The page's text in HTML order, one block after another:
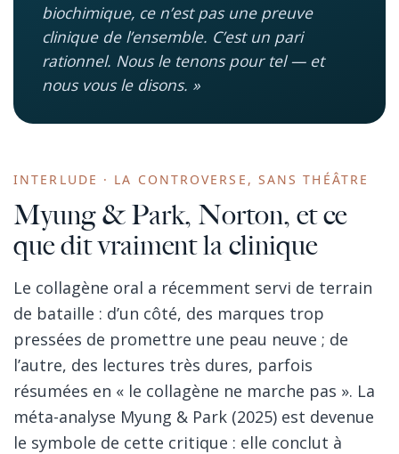
biochimique, ce n’est pas une preuve
clinique de l’ensemble. C’est un pari
rationnel. Nous le tenons pour tel — et
nous vous le disons. »
INTERLUDE · LA CONTROVERSE, SANS THÉÂTRE
Myung & Park, Norton, et ce
que dit vraiment la clinique
Le collagène oral a récemment servi de terrain
de bataille : d’un côté, des marques trop
pressées de promettre une peau neuve ; de
l’autre, des lectures très dures, parfois
résumées en « le collagène ne marche pas ». La
méta-analyse Myung & Park (2025) est devenue
le symbole de cette critique : elle conclut à